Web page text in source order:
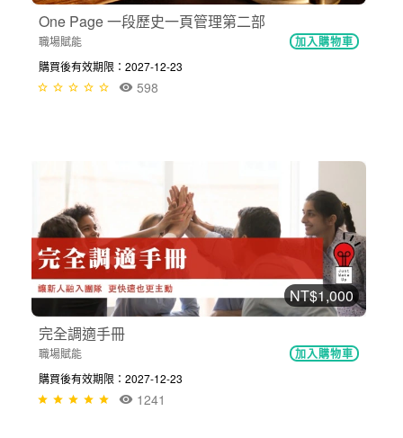
One Page 一段歷史一頁管理第二部
職場賦能 加入購物車
購買後有效期限：2027-12-23
598
NT$1,000
完全調適手冊
職場賦能 加入購物車
購買後有效期限：2027-12-23
1241